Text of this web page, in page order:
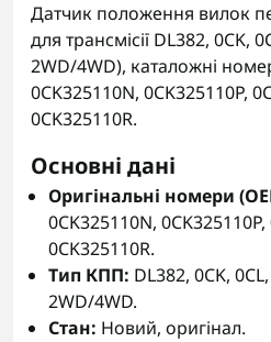
Датчик положення вилок
для трансмісії DL382, 0CK,
2WD/4WD), каталожні
0CK325110N, 0CK325110P,
0CK325110R.
Основні дані
Оригінальні номери
0CK325110N,
0CK325110R.
Тип КПП: DL382, 0CK,
2WD/4WD.
Стан: Новий, оригінал.